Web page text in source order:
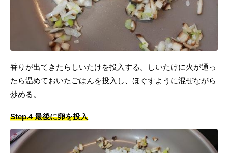
香りが出てきたらしいたけを投入する。しいたけに火が通っ
たら温めておいたごはんを投入し、ほぐすように混ぜながら
炒める。
Step.4 最後に卵を投入